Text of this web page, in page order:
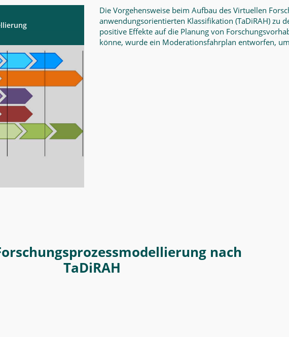
Die Vorgehensweise beim Aufbau des Virtuellen
anwendungsorientierten Klassifikation (TaDiRAH) zu
positive Effekte auf die Planung von
könne, wurde ein Moderationsfahrplan entworfen,
nach
TaDiRAH